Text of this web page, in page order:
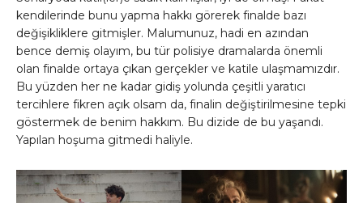
kendilerinde bunu yapma hakkı görerek finalde bazı
değişikliklere gitmişler. Malumunuz, hadi en azından
bence demiş olayım, bu tür polisiye dramalarda önemli
olan finalde ortaya çıkan gerçekler ve katile ulaşmamızdır.
Bu yüzden her ne kadar gidiş yolunda çeşitli yaratıcı
tercihlere fikren açık olsam da, finalin değiştirilmesine tepki
göstermek de benim hakkım. Bu dizide de bu yaşandı.
Yapılan hoşuma gitmedi haliyle.